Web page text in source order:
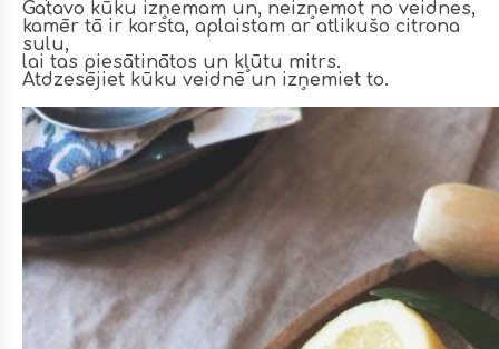
Gatavo kūku izņemam un, neizņemot no veidnes,
kamēr tā ir karsta, aplaistam ar atlikušo citrona
sulu,
lai tas piesātinātos un kļūtu mitrs.
Atdzesējiet kūku veidnē un izņemiet to.